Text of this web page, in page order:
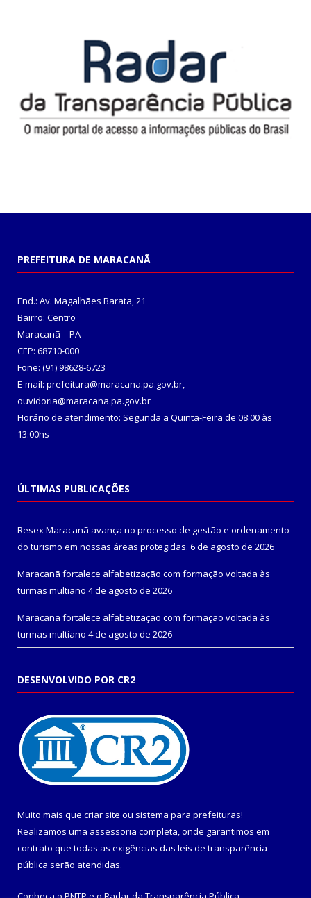
PREFEITURA DE MARACANÃ
End.: Av. Magalhães Barata, 21
Bairro: Centro
Maracanã – PA
CEP: 68710-000
Fone: (91) 98628-6723
E-mail: prefeitura@maracana.pa.gov.br,
ouvidoria@maracana.pa.gov.br
Horário de atendimento: Segunda a Quinta-Feira de 08:00 às
13:00hs
ÚLTIMAS PUBLICAÇÕES
Resex Maracanã avança no processo de gestão e ordenamento
do turismo em nossas áreas protegidas. 6 de agosto de 2026
Maracanã fortalece alfabetização com formação voltada às
turmas multiano 4 de agosto de 2026
Maracanã fortalece alfabetização com formação voltada às
turmas multiano 4 de agosto de 2026
DESENVOLVIDO POR CR2
Muito mais que criar site ou sistema para prefeituras!
Realizamos uma assessoria completa, onde garantimos em
contrato que todas as exigências das leis de transparência
pública serão atendidas.